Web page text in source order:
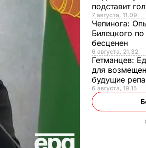
подставит
7 августа, 11.09
Чепинога:
Билецкого
бесценен
6 августа, 21.32
Гетманцев:
для
будущие
6 августа, 19.15